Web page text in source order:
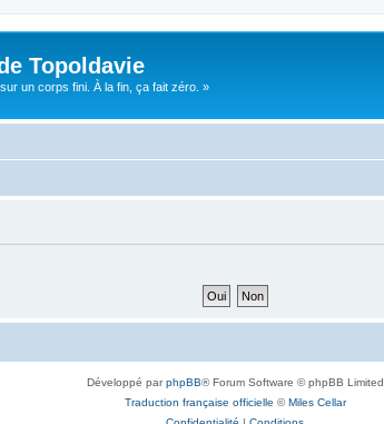
Topoldavie
un corps fini. À la fin, ça fait zéro. »
Développé parphpBB® Forum Software © phpBB Limited
Traduction française officielle ©Miles Cellar